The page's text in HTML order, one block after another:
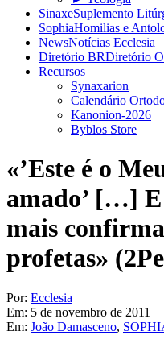
SinaxeSuplemento
SophiaHomilias e
NewsNotícias Ecclesia
Diretório BRDiretório
Recursos
Synaxarion
Calendário
Kanonion-2026
Byblos Store
«’Este é o
amado’ […] E
mais
profetas»
Por: Ecclesia
Em: 5 de novembro de 2011
Em: João Damasceno,